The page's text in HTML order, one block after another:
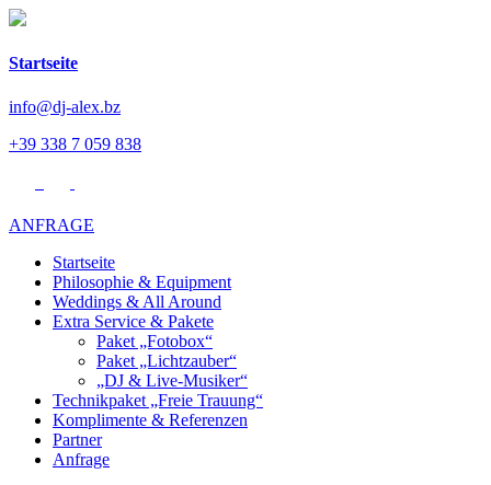
Startseite
info@dj-alex.bz
+39 338 7 059 838
ANFRAGE
Startseite
Philosophie & Equipment
Weddings & All Around
Extra Service & Pakete
Paket „Fotobox“
Paket „Lichtzauber“
„DJ & Live-Musiker“
Technikpaket „Freie Trauung“
Komplimente & Referenzen
Partner
Anfrage